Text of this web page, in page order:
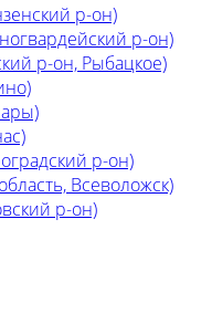
р-он)
р-он)
р-он, Рыбацкое)
р-он)
Всеволожск)
р-он)